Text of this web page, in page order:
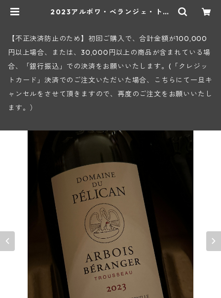
2023アルボワ・ベランジェ・トル
【不正決済防止のため】初回ご購入で、合計金額が100,000
円以上場合、または、30,000円以上の商品が含まれている場
合、「銀行振込」での決済をお願いいたします。(「クレジッ
トカード」決済でのご注文いただいた場合、こちらにて一旦キ
ャンセルをさせて頂きますので、再度のご注文をお願いいたし
ます。）